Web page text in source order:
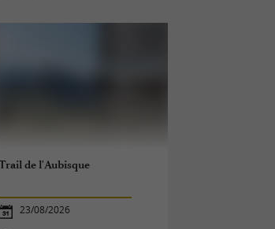
de l'Aubisque
23/08/2026